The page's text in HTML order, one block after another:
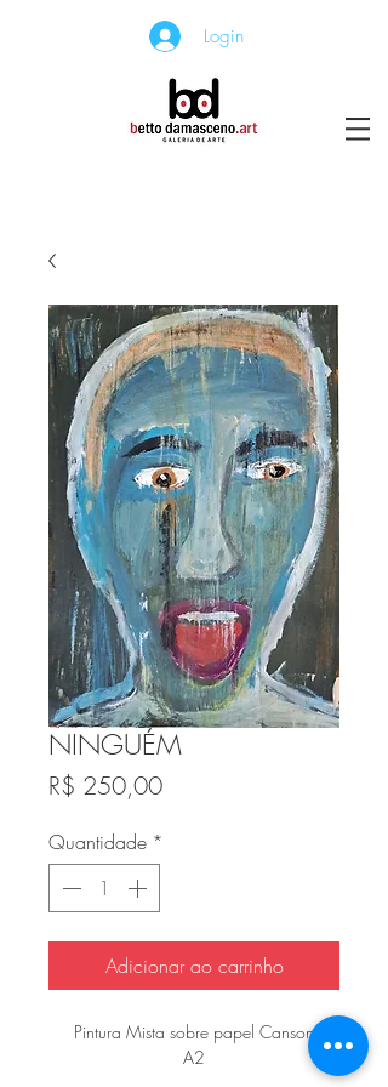
Login
NINGUÉM
R$ 250,00Preço
Quantidade *
Adicionar ao carrinho
Pintura Mista sobre papel Canson
A2